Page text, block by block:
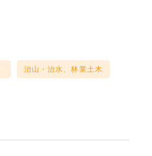
治山・治水、林業土木